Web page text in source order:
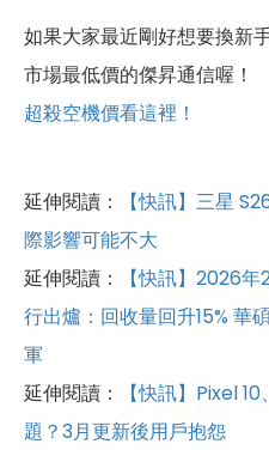
如果大家最近剛好想要換新
市場最低價的傑昇通信喔！
超殺空機價看這裡！
延伸閱讀：
【快訊】三星
際影響可能不大
延伸閱讀：
【快訊】2026
行出爐：回收量回升15% 華
軍
延伸閱讀：
【快訊】Pixel
題？3月更新後用戶抱怨